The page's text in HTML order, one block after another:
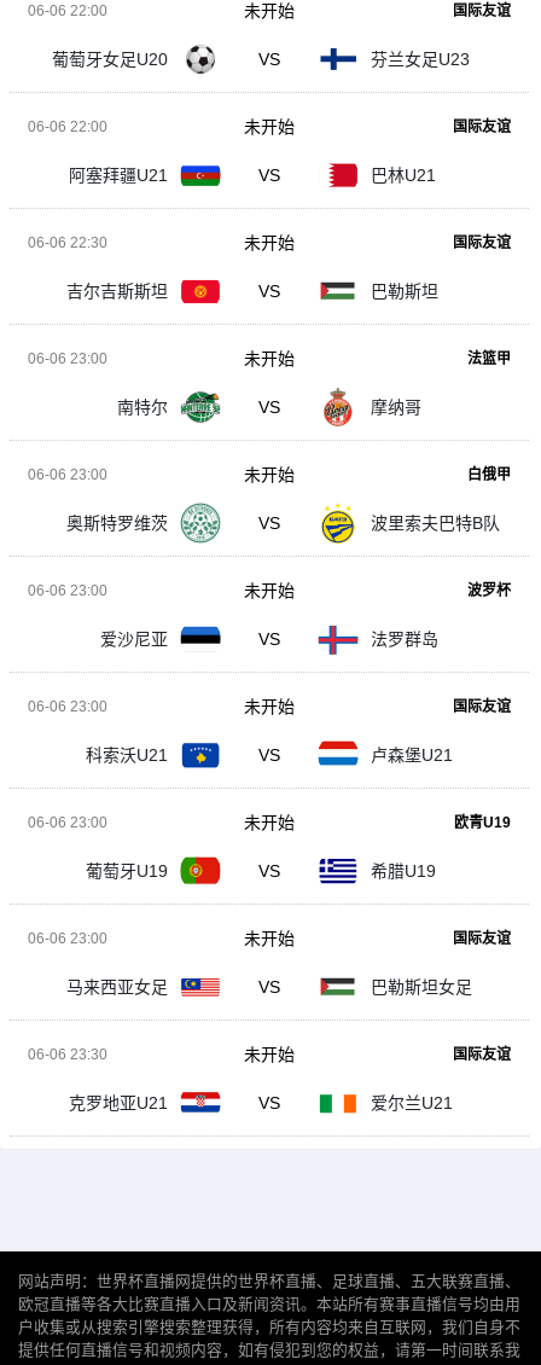
06-06 22:00 国际友谊
葡萄牙女足U20 VS 芬兰女足U23
未开始
06-06 22:00 国际友谊
阿塞拜疆U21 VS 巴林U21
未开始
06-06 22:30 国际友谊
吉尔吉斯斯坦 VS 巴勒斯坦
未开始
06-06 23:00 法篮甲
南特尔 VS 摩纳哥
未开始
06-06 23:00 白俄甲
奥斯特罗维茨 VS 波里索夫巴特B队
未开始
06-06 23:00 波罗杯
爱沙尼亚 VS 法罗群岛
未开始
06-06 23:00 国际友谊
科索沃U21 VS 卢森堡U21
未开始
06-06 23:00 欧青U19
葡萄牙U19 VS 希腊U19
未开始
06-06 23:00 国际友谊
马来西亚女足 VS 巴勒斯坦女足
未开始
06-06 23:30 国际友谊
克罗地亚U21 VS 爱尔兰U21
未开始
网站声明：世界杯直播网提供的世界杯直播、足球直播、五大联赛直播、
欧冠直播等各大比赛直播入口及新闻资讯。本站所有赛事直播信号均由用
户收集或从搜索引擎搜索整理获得，所有内容均来自互联网，我们自身不
提供任何直播信号和视频内容，如有侵犯到您的权益，请第一时间联系我